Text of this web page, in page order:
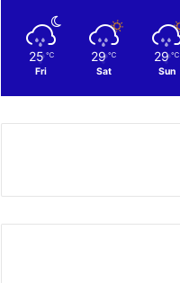
25 ℃
Fri
29 ℃
Sat
29 ℃
Sun